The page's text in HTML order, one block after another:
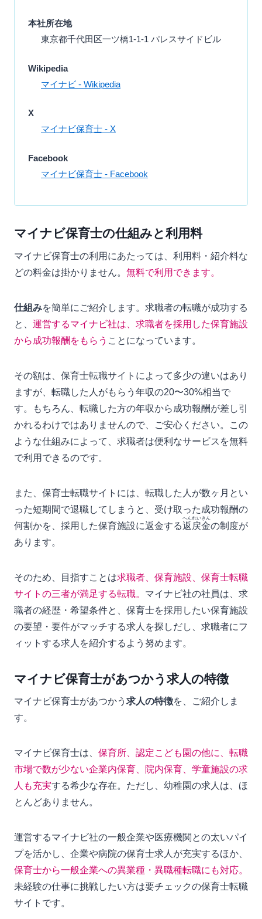
本社所在地
東京都千代田区一ツ橋1-1-1 パレスサイドビル
Wikipedia
マイナビ - Wikipedia
X
マイナビ保育士 - X
Facebook
マイナビ保育士 - Facebook
マイナビ保育士の仕組みと利用料
マイナビ保育士の利用にあたっては、利用料・紹介料な
どの料金は掛かりません。 無料で利用できます。
仕組みを簡単にご紹介します。求職者の転職が成功する
と、 運営するマイナビ社は、求職者を採用した保育施設
から成功報酬をもらう ことになっています。
その額は、保育士転職サイトによって多少の違いはあり
ますが、転職した人がもらう年収の20〜30%相当で
す。もちろん、転職した方の年収から成功報酬が差し引
かれるわけではありませんので、ご安心ください。この
ような仕組みによって、求職者は便利なサービスを無料
で利用できるのです。
また、保育士転職サイトには、転職した人が数ヶ月とい
った短期間で退職してしまうと、受け取った成功報酬の
何割かを、採用した保育施設に返金する返戻金
へんれいきん
の制度が
あります。
そのため、目指すことは求職者、保育施設、保育士転職
サイトの三者が満足する転職。 マイナビ社の社員は、求
職者の経歴・希望条件と、保育士を採用したい保育施設
の要望・要件がマッチする求人を探しだし、求職者にフ
ィットする求人を紹介するよう努めます。
マイナビ保育士があつかう求人の特徴
マイナビ保育士があつかう 求人の特徴を、ご紹介しま
す。
マイナビ保育士は、 保育所、認定こども園の他に、転職
市場で数が少ない企業内保育、院内保育、学童施設の求
人も充実する希少な存在。ただし、幼稚園の求人は、ほ
とんどありません。
運営するマイナビ社の一般企業や医療機関との太いパイ
プを活かし、企業や病院の保育士求人が充実するほか、
保育士から一般企業への異業種・異職種転職にも対応。
未経験の仕事に挑戦したい方は要チェックの保育士転職
サイトです。